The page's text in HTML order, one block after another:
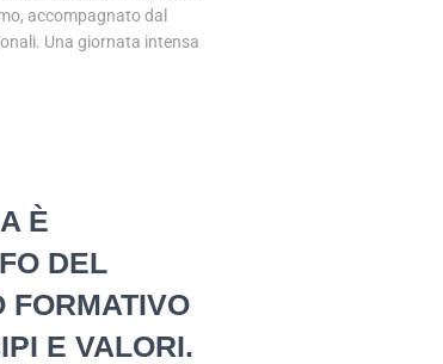
accompagnato dal
Una giornata intensa
È
DEL
FORMATIVO
E VALORI.